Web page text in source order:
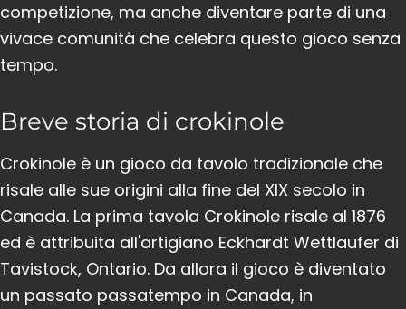
competizione, ma anche diventare parte di una
vivace comunità che celebra questo gioco senza
tempo.
Breve storia di crokinole
Crokinole è un gioco da tavolo tradizionale che
risale alle sue origini alla fine del XIX secolo in
Canada. La prima tavola Crokinole risale al 1876
ed è attribuita all'artigiano Eckhardt Wettlaufer di
Tavistock, Ontario. Da allora il gioco è diventato
un passato passatempo in Canada, in